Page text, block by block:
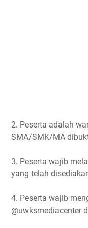
2. Peserta adalah
SMA/SMK/MA
3. Peserta wajib
yang telah
4. Peserta wajib
@uwksmediacenter